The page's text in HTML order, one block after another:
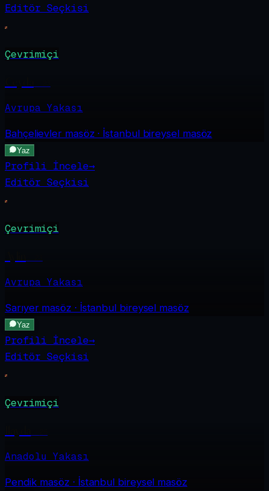
Editör Seçkisi
Çevrimiçi
Avrupa Yakası
Bahçelievler masöz · İstanbul bireysel masöz
Yaz
Profili İncele→
Editör Seçkisi
Çevrimiçi
Avrupa Yakası
Sarıyermasöz · İstanbul bireysel masöz
Yaz
Profili İncele→
Editör Seçkisi
Çevrimiçi
Anadolu Yakası
Pendik masöz · İstanbul bireysel masöz